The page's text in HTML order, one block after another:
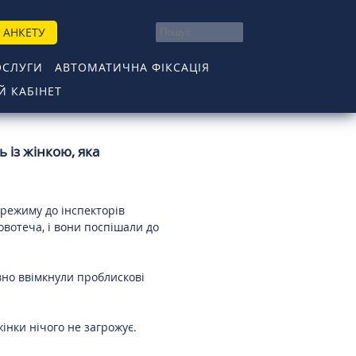
АВТОМАТИЧНА ФІКСАЦІЯ
КАБІНЕТ
із жінкою, яка
до інспекторів
і вони поспішали до
ввімкнули проблискові
нічого не загрожує.